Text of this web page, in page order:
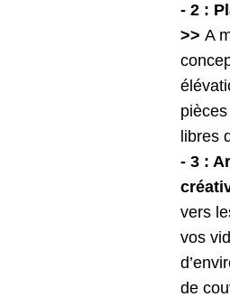
- 2 :
>> A
libres
- 3 :
vers
vos
de